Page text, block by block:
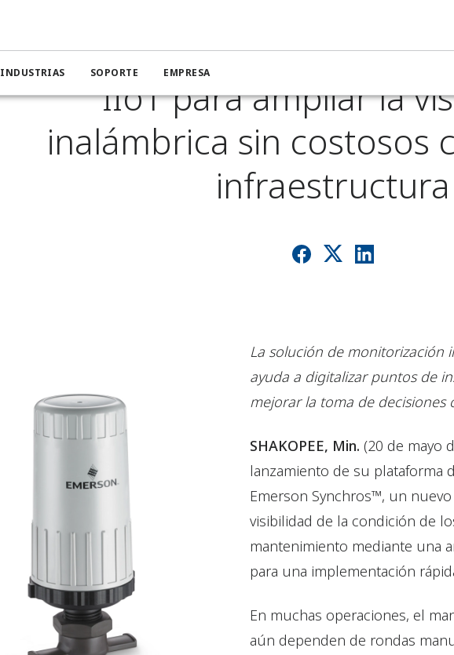
INDUSTRIAS SOPORTE EMPRESA
Emerson lanza una
IIoT para ampliar la
inalámbrica sin costosos
infraestructura
La solución de monitorización
ayuda a digitalizar puntos de
mejorar la toma de decisiones
SHAKOPEE, Min. (20 de mayo
lanzamiento de su plataforma
Emerson Synchros™, un
visibilidad de la condición de
mantenimiento mediante una
para una implementación
En muchas operaciones, el
aún dependen de rondas